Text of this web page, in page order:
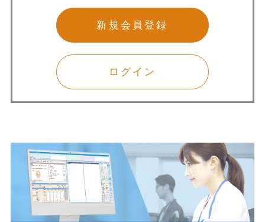
新規会員登録
ログイン